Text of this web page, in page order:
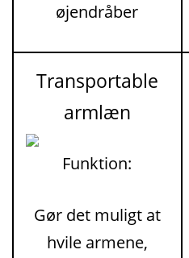
øjendråber
Transportable
armlæn
Funktion:
Gør det muligt at
hvile armene,